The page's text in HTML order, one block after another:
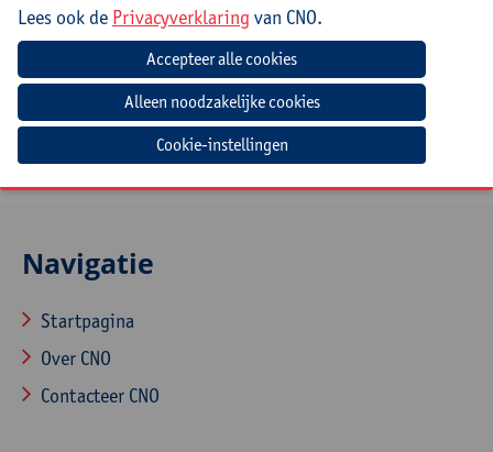
iPad en lader. Zorg ervoor dat de iPad volledig
geüpdatet is. Toegang tot de App Store en het kunnen
downloaden van apps is een meerwaarde. Je dient ook
te beschikken over een Apple-ID en bijbehorend
wachtwoord.
Navigatie
Startpagina
Over CNO
Contacteer CNO
Lees ook de Privacyverklaring van CNO.
Cookie-instellingen